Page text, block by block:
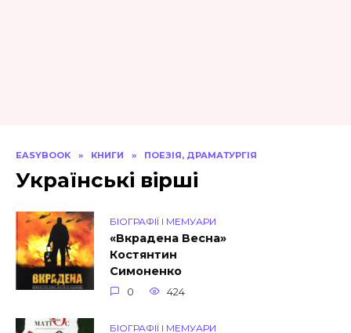
EASYBOOK » КНИГИ » ПОЕЗІЯ, ДРАМАТУРГІЯ
Українські вірші
БІОГРАФІЇ І МЕМУАРИ
«Вкрадена Весна»
Костянтин
Симоненко
0 424
БІОГРАФІЇ І МЕМУАРИ